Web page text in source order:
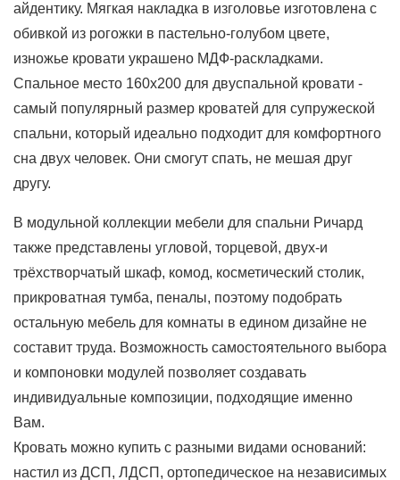
айдентику. Мягкая накладка в изголовье изготовлена с
обивкой из рогожки в пастельно-голубом цвете,
изножье кровати украшено МДФ-раскладками.
Спальное место 160х200 для двуспальной кровати -
самый популярный размер кроватей для супружеской
спальни, который идеально подходит для комфортного
сна двух человек. Они смогут спать, не мешая друг
другу.
В модульной коллекции мебели для спальни Ричард
также представлены угловой, торцевой, двух-и
трёхстворчатый шкаф, комод, косметический столик,
прикроватная тумба, пеналы, поэтому подобрать
остальную мебель для комнаты в едином дизайне не
составит труда. Возможность самостоятельного выбора
и компоновки модулей позволяет создавать
индивидуальные композиции, подходящие именно
Вам.
Кровать можно купить с разными видами оснований:
настил из ДСП, ЛДСП, ортопедическое на независимых